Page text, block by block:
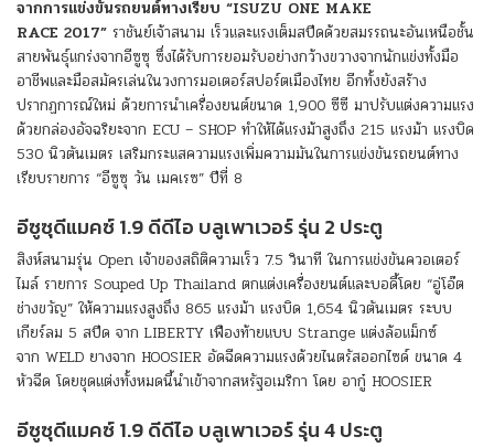
จากการแข่งขันรถยนต์ทางเรียบ “ISUZU ONE MAKE
RACE 2017” ราชันย์เจ้าสนาม เร็วและแรงเต็มสปีดด้วยสมรรถนะอันเหนือชั้น
สายพันธุ์แกร่งจากอีซูซุ ซึ่งได้รับการยอมรับอย่างกว้างขวางจากนักแข่งทั้งมือ
อาชีพและมือสมัครเล่นในวงการมอเตอร์สปอร์ตเมืองไทย อีกทั้งยังสร้าง
ปรากฏการณ์ใหม่ ด้วยการนำเครื่องยนต์ขนาด 1,900 ซีซี มาปรับแต่งความแรง
ด้วยกล่องอัจฉริยะจาก ECU – SHOP ทำให้ได้แรงม้าสูงถึง 215 แรงม้า แรงบิด
530 นิวตันเมตร เสริมกระแสความแรงเพิ่มความมันในการแข่งขันรถยนต์ทาง
เรียบรายการ “อีซูซุ วัน เมคเรซ” ปีที่ 8
อีซูซุดีแมคซ์ 1.9 ดีดีไอ บลูเพาเวอร์ รุ่น 2 ประตู
สิงห์สนามรุ่น Open เจ้าของสถิติความเร็ว 7.5 วินาที ในการแข่งขันควอเตอร์
ไมล์ รายการ Souped Up Thailand ตกแต่งเครื่องยนต์และบอดี้โดย “อู่โอ๊ต
ช่างขวัญ” ให้ความแรงสูงถึง 865 แรงม้า แรงบิด 1,654 นิวตันเมตร ระบบ
เกียร์ลม 5 สปีด จาก LIBERTY เฟืองท้ายแบบ Strange แต่งล้อแม็กซ์
จาก WELD ยางจาก HOOSIER อัดฉีดความแรงด้วยไนตรัสออกไซด์ ขนาด 4
หัวฉีด โดยชุดแต่งทั้งหมดนี้นำเข้าจากสหรัฐอเมริกา โดย อากู๋ HOOSIER
อีซูซุดีแมคซ์ 1.9 ดีดีไอ บลูเพาเวอร์ รุ่น 4 ประตู